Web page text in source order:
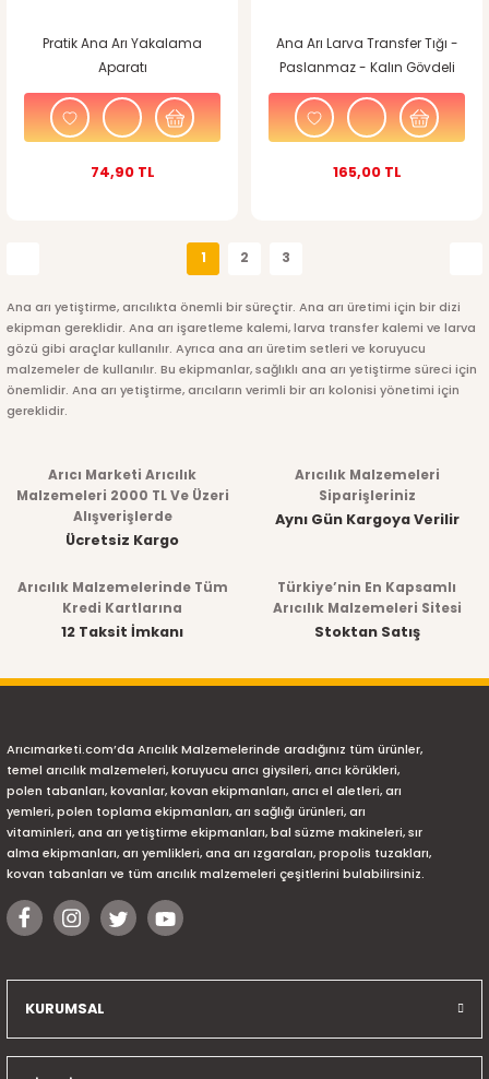
Pratik Ana Arı Yakalama
Aparatı
74,90 TL
Ana Arı Larva Transfer Tığı -
Paslanmaz - Kalın Gövdeli
165,00 TL
1 2 3
Ana arı yetiştirme, arıcılıkta önemli bir süreçtir. Ana arı üretimi için bir dizi
ekipman gereklidir. Ana arı işaretleme kalemi, larva transfer kalemi ve larva
gözü gibi araçlar kullanılır. Ayrıca ana arı üretim setleri ve koruyucu
malzemeler de kullanılır. Bu ekipmanlar, sağlıklı ana arı yetiştirme süreci için
önemlidir. Ana arı yetiştirme, arıcıların verimli bir arı kolonisi yönetimi için
gereklidir.
Arıcı Marketi Arıcılık
Malzemeleri 2000 TL Ve Üzeri
Alışverişlerde
Ücretsiz Kargo
Arıcılık Malzemeleri
Siparişleriniz
Aynı Gün Kargoya Verilir
Arıcılık Malzemelerinde Tüm
Kredi Kartlarına
12 Taksit İmkanı
Türkiye’nin En Kapsamlı
Arıcılık Malzemeleri Sitesi
Stoktan Satış
Arıcımarketi.com’da Arıcılık Malzemelerinde aradığınız tüm ürünler,
temel arıcılık malzemeleri, koruyucu arıcı giysileri, arıcı körükleri,
polen tabanları, kovanlar, kovan ekipmanları, arıcı el aletleri, arı
yemleri, polen toplama ekipmanları, arı sağlığı ürünleri, arı
vitaminleri, ana arı yetiştirme ekipmanları, bal süzme makineleri, sır
alma ekipmanları, arı yemlikleri, ana arı ızgaraları, propolis tuzakları,
kovan tabanları ve tüm arıcılık malzemeleri çeşitlerini bulabilirsiniz.
KURUMSAL